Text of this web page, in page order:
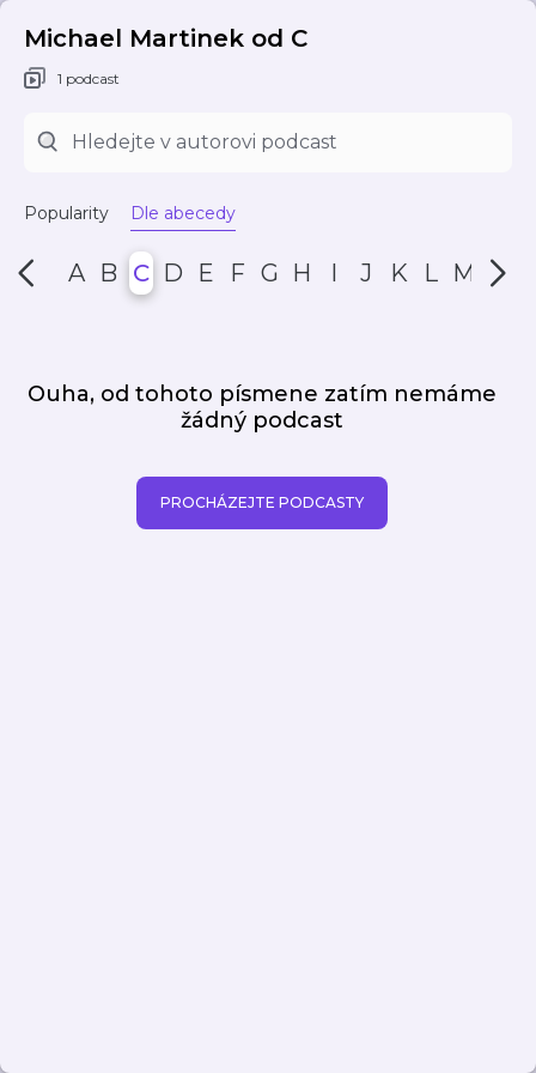
Michael Martinek od C
1 podcast
Popularity Dle abecedy
A B C D E F G H I J K L M N
Ouha, od tohoto písmene zatím nemáme
žádný podcast
PROCHÁZEJTE PODCASTY